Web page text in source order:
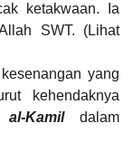
ketakwaan. Ia
SWT. (Lihat
yang
kehendaknya
al-Kamildalam